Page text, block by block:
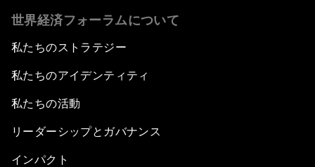
世界経済フォーラムについて
私たちのストラテジー
私たちのアイデンティティ
私たちの活動
リーダーシップとガバナンス
インパクト